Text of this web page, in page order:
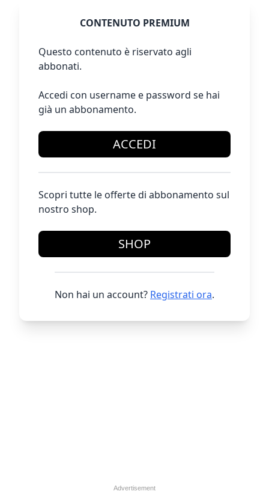
CONTENUTO PREMIUM
Questo contenuto è riservato agli
abbonati.
Accedi con username e password se hai
già un abbonamento.
ACCEDI
Scopri tutte le offerte di abbonamento sul
nostro shop.
SHOP
Non hai un account? Registrati ora.